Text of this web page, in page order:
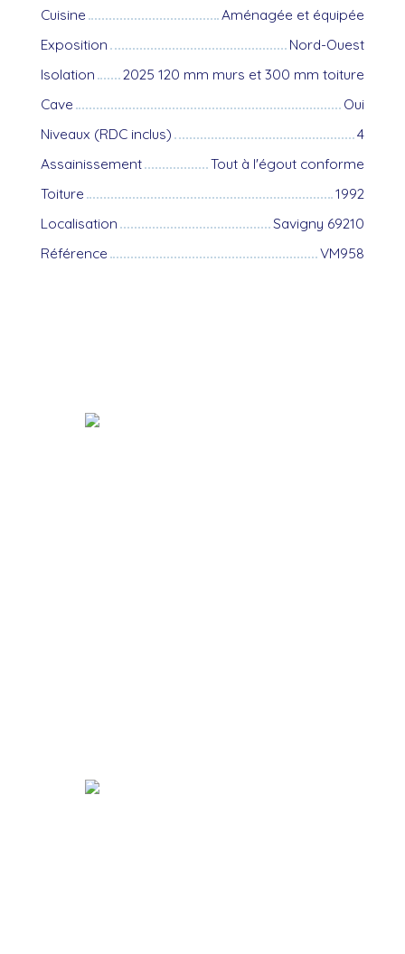
Cuisine
Aménagée et équipée
Exposition
Nord-Ouest
Isolation
2025 120 mm murs et 300 mm toiture
Cave
Oui
Niveaux (RDC inclus)
4
Assainissement
Tout à l'égout conforme
Toiture
1992
Localisation
Savigny 69210
Référence
VM958